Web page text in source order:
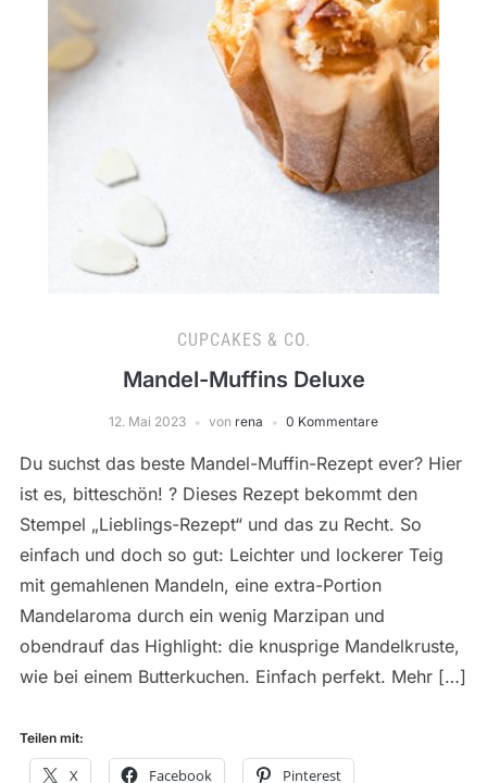
CUPCAKES & CO.
Mandel-Muffins Deluxe
12. Mai 2023 von rena 0 Kommentare
Du suchst das beste Mandel-Muffin-Rezept ever? Hier
ist es, bitteschön! ? Dieses Rezept bekommt den
Stempel „Lieblings-Rezept“ und das zu Recht. So
einfach und doch so gut: Leichter und lockerer Teig
mit gemahlenen Mandeln, eine extra-Portion
Mandelaroma durch ein wenig Marzipan und
obendrauf das Highlight: die knusprige Mandelkruste,
wie bei einem Butterkuchen. Einfach perfekt. Mehr […]
Teilen mit:
X Facebook Pinterest